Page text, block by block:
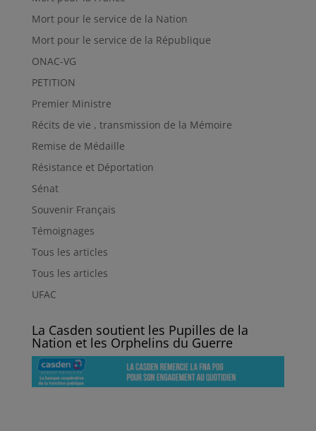
Mort pour le service de la Nation
Mort pour le service de la République
ONAC-VG
PETITION
Premier Ministre
Récits de vie , transmission de la Mémoire
Remise de Médaille
Résistance et Déportation
Sénat
Souvenir Français
Témoignages
Tous les articles
Tous les articles
UFAC
La Casden soutient les Pupilles de la
Nation et les Orphelins du Guerre